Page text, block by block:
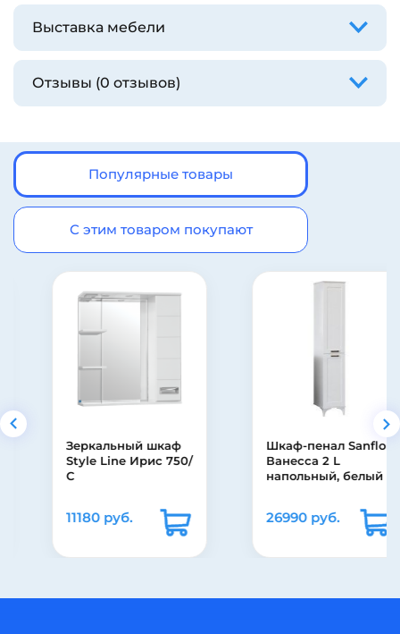
Выставка мебели
Отзывы (0 отзывов)
Популярные товары
С этим товаром покупают
Зеркальный шкаф
Style Line Ирис 750/
11180 руб.
Шкаф-пенал Sanflor
Ванесса 2 L
напольный, белый
26990 руб.